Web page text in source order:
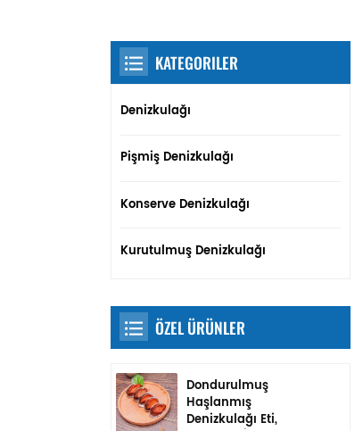
KATEGORILER
Denizkulağı
Pişmiş Denizkulağı
Konserve Denizkulağı
Kurutulmuş Denizkulağı
ÖZEL ÜRÜNLER
Dondurulmuş
Haşlanmış
Denizkulağı Eti,